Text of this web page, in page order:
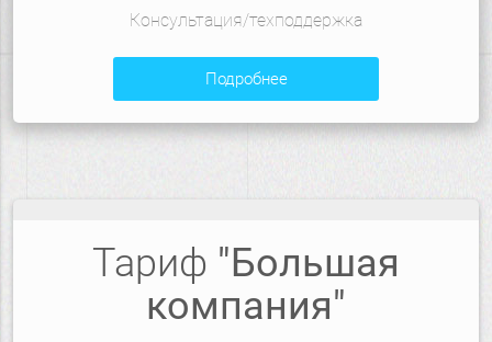
Консультация/техподдержка
подробнее
Тариф "Большая
компания"